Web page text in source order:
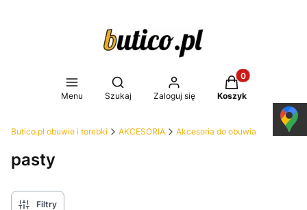
Menu
Otwórz wyszukiwarkę
Szukaj Zaloguj się
Produkty w
Koszyk
Butico.pl obuwie i torebki AKCESORIA Akcesoria do obuwia
pasty
Filtry